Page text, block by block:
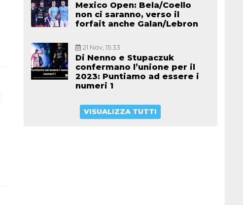
Mexico Open: Bela/Coello
non ci saranno, verso il
forfait anche Galan/Lebron
21 Nov, 15:33
Di Nenno e Stupaczuk
confermano l’unione per il
2023: Puntiamo ad essere i
numeri 1
VISUALIZZA TUTTI